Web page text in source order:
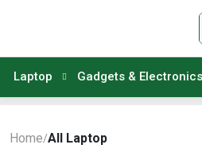
Laptop Gadgets & Electronics
Home/All Laptop